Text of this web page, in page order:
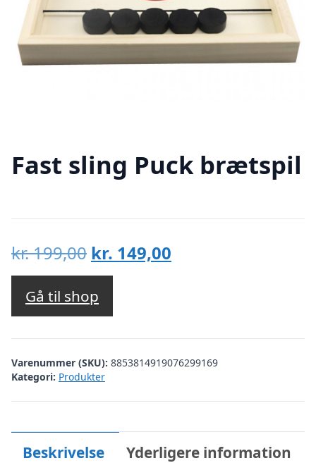
Fast sling Puck brætspil
kr.199,00 Den
oprindelige
pris
var:
kr. 199,00.
kr. 149,00
kr. 149,00.
Gå til shop
Varenummer (SKU): 8853814919076299169
Kategori: Produkter
Beskrivelse Yderligere information